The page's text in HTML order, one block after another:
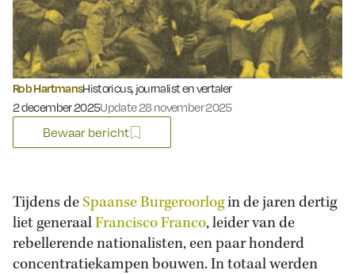
Rob HartmansHistoricus, journalist en vertaler
Gepubliceerd op:
2 december 2025Update 28 november 2025
Bewaar bericht
Tijdens deSpaanse Burgeroorlogin de jaren dertig
liet generaalFrancisco Franco, leider van de
rebellerende nationalisten, een paar honderd
concentratiekampen bouwen. In totaal werden